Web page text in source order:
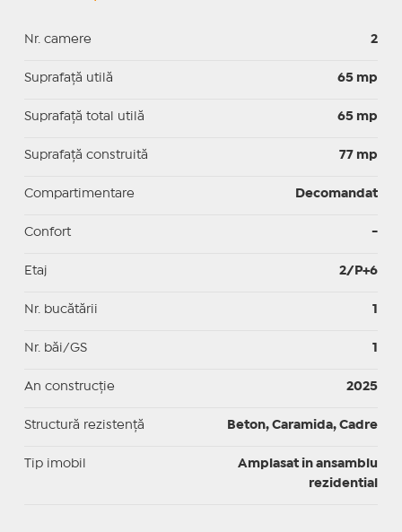
Nr. camere 2
Suprafaţă utilă 65 mp
Suprafaţă total utilă 65 mp
Suprafaţă construită 77 mp
Compartimentare Decomandat
Confort -
Etaj 2/P+6
Nr. bucătării 1
Nr. băi/GS 1
An construcție 2025
Structură rezistență Beton, Caramida, Cadre
Tip imobil
Amplasat in ansamblu
rezidential